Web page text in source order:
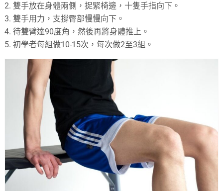
2. 雙手放在身體兩側，捉緊椅邊，十隻手指向下。
3. 雙手用力，支撐臀部慢慢向下。
4. 待雙臂達90度角，然後再將身體推上。
5. 初學者每組做10-15次，每次做2至3組。